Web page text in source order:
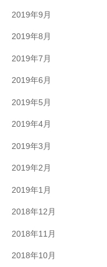
2019年9月
2019年8月
2019年7月
2019年6月
2019年5月
2019年4月
2019年3月
2019年2月
2019年1月
2018年12月
2018年11月
2018年10月